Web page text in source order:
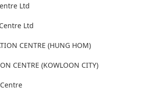
Ltd
Ltd
CENTRE (HUNG HOM)
CENTRE (KOWLOON CITY)